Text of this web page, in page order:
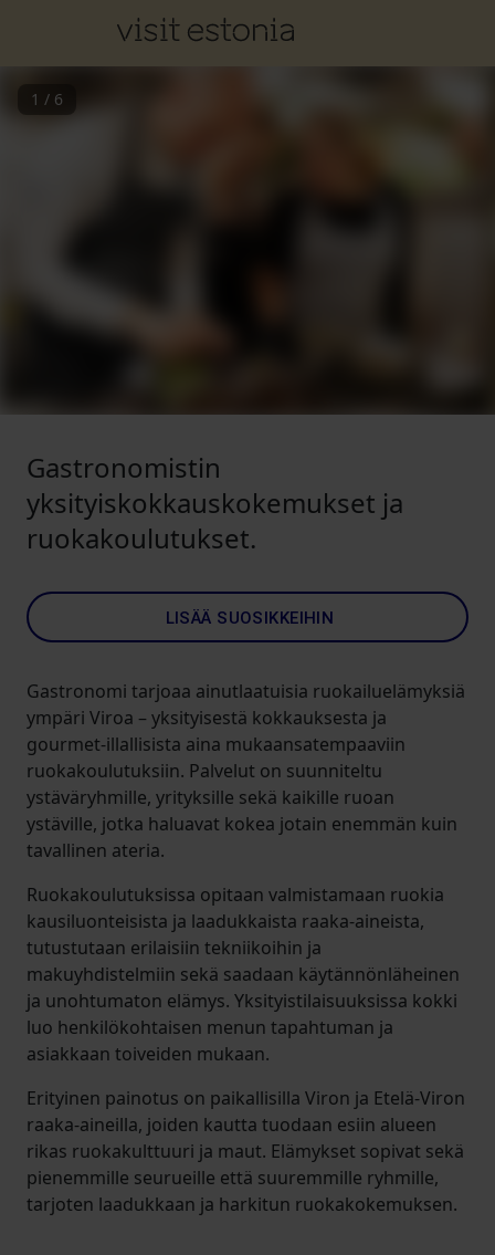
1 / 6
Gastronomistin
yksityiskokkauskokemukset ja
ruokakoulutukset.
LISÄÄ SUOSIKKEIHIN
Gastronomi tarjoaa ainutlaatuisia ruokailuelämyksiä
ympäri Viroa – yksityisestä kokkauksesta ja
gourmet-illallisista aina mukaansatempaaviin
ruokakoulutuksiin. Palvelut on suunniteltu
ystäväryhmille, yrityksille sekä kaikille ruoan
ystäville, jotka haluavat kokea jotain enemmän kuin
tavallinen ateria.
Ruokakoulutuksissa opitaan valmistamaan ruokia
kausiluonteisista ja laadukkaista raaka-aineista,
tutustutaan erilaisiin tekniikoihin ja
makuyhdistelmiin sekä saadaan käytännönläheinen
ja unohtumaton elämys. Yksityistilaisuuksissa kokki
luo henkilökohtaisen menun tapahtuman ja
asiakkaan toiveiden mukaan.
Erityinen painotus on paikallisilla Viron ja Etelä-Viron
raaka-aineilla, joiden kautta tuodaan esiin alueen
rikas ruokakulttuuri ja maut. Elämykset sopivat sekä
pienemmille seurueille että suuremmille ryhmille,
tarjoten laadukkaan ja harkitun ruokakokemuksen.